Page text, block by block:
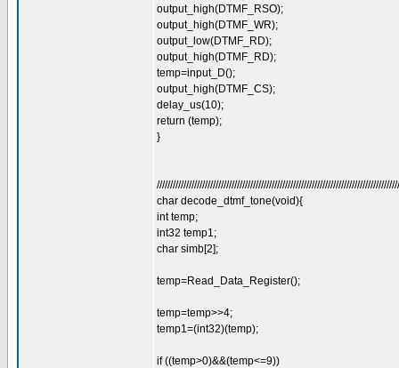
output_high(DTMF_RSO);
output_high(DTMF_WR);
output_low(DTMF_RD);
output_high(DTMF_RD);
temp=input_D();
output_high(DTMF_CS);
delay_us(10);
return (temp);
}
char decode_dtmf_tone(void){
int temp;
int32 temp1;
char simb[2];
temp=Read_Data_Register();
temp=temp>>4;
temp1=(int32)(temp);
if ((temp>0)&&(temp<=9))